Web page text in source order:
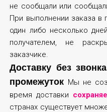
не сообщали или
При выполнении заказа в
один либо несколько
получателем, не
заказчике.
Доставку без
промежуток Мы не
время доставки
странах существует